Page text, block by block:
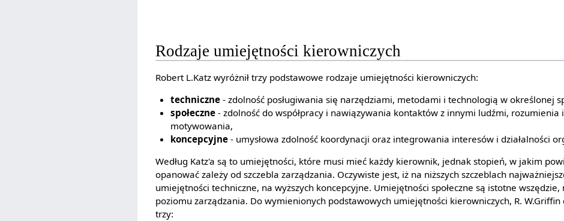
Rodzaje umiejętności kierowniczych
Robert L.Katz wyróżnił trzy podstawowe rodzaje umiejętności kierowniczych:
techniczne- zdolność posługiwania się narzędziami, metodami i technologią w określonej
społeczne- zdolność do współpracy i nawiązywania kontaktów z innymi ludźmi, rozumienia
motywowania,
koncepcyjne- umysłowa zdolność koordynacji oraz integrowania interesów i działalności
Według Katz'a są to umiejętności, które musi mieć każdy kierownik, jednak stopień, w jakim
opanować zależy od szczebla zarządzania. Oczywiste jest, iż na niższych szczeblach
umiejętności techniczne, na wyższych koncepcyjne. Umiejętności społeczne są istotne wszędzie,
poziomu zarządzania. Do wymienionych podstawowych umiejętności kierowniczych, R.
trzy: